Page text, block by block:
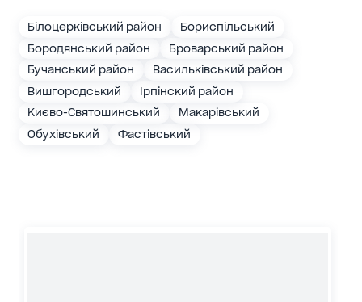
Білоцерківський район
Бориспільський
Бородянський район
Броварський район
Бучанський район
Васильківський район
Вишгородський
Ірпінский район
Києво-Святошинський
Макарівський
Обухівський
Фастівський